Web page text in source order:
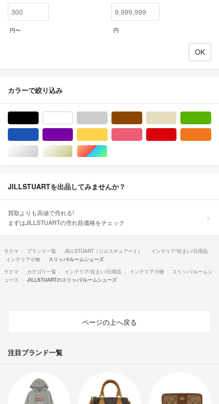
円〜 円
カラーで絞り込み
シルバー/銀色系ゴールド/金色系マルチカラー
JILLSTUARTを出品してみませんか？
買取よりも高値で売れる!
まずはJILLSTUARTの売れ筋価格をチェック
ラクマ ブランド一覧 JILLSTUART（ジルスチュアート）
インテリア/住まい/日用品
インテリア小物
スリッパ/ルームシューズ
ラクマ
カテゴリ一覧 インテリア/住まい/日用品 インテリア小物
スリッパ/ルームシ
ューズ
JILLSTUARTのスリッパ/ルームシューズ
ページの上へ戻る
注目ブランド一覧